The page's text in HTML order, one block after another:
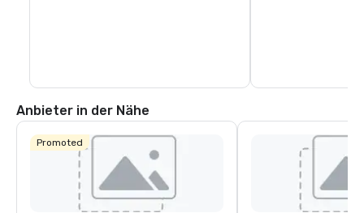
Anbieter in der Nähe
Promoted